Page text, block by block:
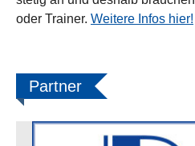
oder Trainer. Weitere Infos hier!
Partner